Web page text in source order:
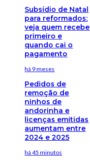
Subsídio de Natal
para reformados:
veja quem recebe
primeiro e
quando cai o
pagamento
há 9 meses
Pedidos de
remoção de
ninhos de
andorinha e
licenças emitidas
aumentam entre
2024 e 2025
há 45 minutos